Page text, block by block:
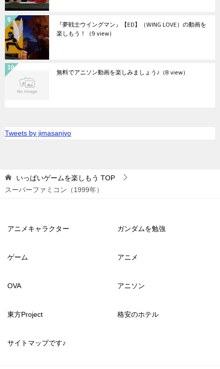
『夢戦士ウイングマン』【ED】（WING LOVE）の動画を
楽しもう！ （9 view）
無料でアニソン動画を楽しみましょう♪ （8 view）
Tweets by jimasanjyo
いっぱいゲームを楽しもう TOP
スーパーファミコン（1999年）
アニメキャラクター ガンダムを勉強
ゲーム アニメ
OVA アニソン
東方Project 格安のホテル
サイトマップです♪